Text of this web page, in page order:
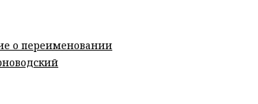
о переименовании